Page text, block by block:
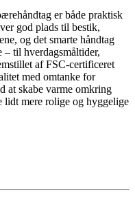
er både praktisk
god plads til bestik,
og det smarte håndtag
– til hverdagsmåltider,
af FSC-certificeret
med omtanke for
at skabe varme omkring
lidt mere rolige og hyggelige